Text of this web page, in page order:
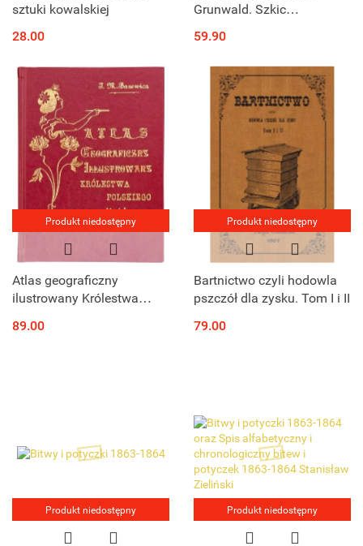
sztuki kowalskiej
28.00
Grunwald. Szkic
59.90
Produkt niedostępny
Atlas geograficzny
ilustrowany Królestwa
89.00
Produkt niedostępny
Bartnictwo czyli hodowla
pszczół dla zysku. Tom I i II
79.00
Produkt niedostępny Produkt niedostępny